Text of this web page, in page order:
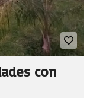
con